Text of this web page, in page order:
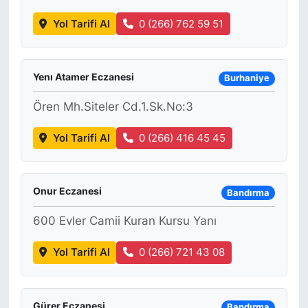
Yol Tarifi Al 0 (266) 762 59 51
Yenı Atamer Eczanesi Burhaniye
Ören Mh.Siteler Cd.1.Sk.No:3
Yol Tarifi Al 0 (266) 416 45 45
Onur Eczanesi Bandırma
600 Evler Camii Kuran Kursu Yanı
Yol Tarifi Al 0 (266) 721 43 08
Gürer Eczanesi